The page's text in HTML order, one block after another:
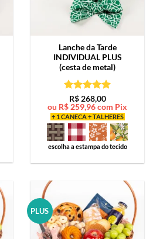
Lanche da Tarde
INDIVIDUAL PLUS
(cesta de metal)
Avaliação5
de 5
R$268,00
ou R$ 259,96com Pix
+ 1 CANECA + TALHERES
escolha a estampa do tecido
PLUS